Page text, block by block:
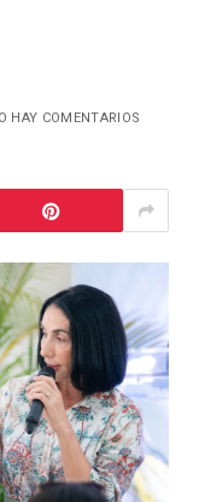
HAY COMENTARIOS